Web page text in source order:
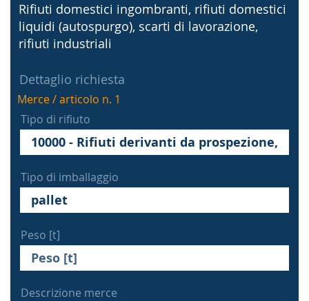
Rifiuti domestici ingombranti, rifiuti domestici
liquidi (autospurgo), scarti di lavorazione,
rifiuti industriali
Dettaglio richiesta
Merce / articolo n. 1
Tipo di rifiuto
Tipo di imballaggio
Peso [t]
Descrizione merce